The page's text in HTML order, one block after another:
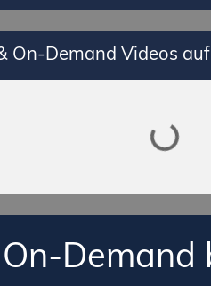
On-Demand Videos
Lade
Demand